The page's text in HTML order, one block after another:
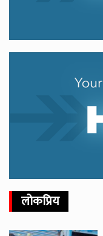
लोकप्रिय